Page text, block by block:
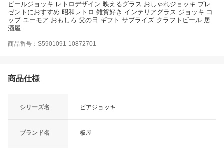
ビールジョッキ レトロデザイン 映えるグラス おしゃれジョッキ プレ
ゼントにおすすめ 昭和レトロ 雑貨好き インテリアグラス ジョッキ コ
ップ ユーモア おもしろ 父の日 ギフト サプライズ クラフトビール 居
酒屋
商品番号：S5901091-10872701
商品仕様
シリーズ名 ビアジョッキ
ブランド名 板屋